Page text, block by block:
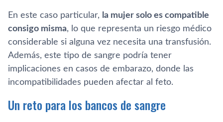
En este caso particular, la mujer solo es compatible
consigo misma, lo que representa un riesgo médico
considerable si alguna vez necesita una transfusión.
Además, este tipo de sangre podría tener
implicaciones en casos de embarazo, donde las
incompatibilidades pueden afectar al feto.
Un reto para los bancos de sangre